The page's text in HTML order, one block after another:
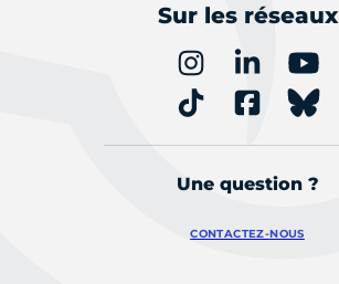
Sur les réseaux
Une question ?
CONTACTEZ-NOUS